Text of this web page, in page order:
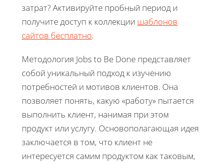
затрат? Активируйте пробный период и
получите доступ к коллекции шаблонов
сайтов бесплатно.
Методология Jobs to Be Done представляет
собой уникальный подход к изучению
потребностей и мотивов клиентов. Она
позволяет понять, какую «работу» пытается
выполнить клиент, нанимая при этом
продукт или услугу. Основополагающая идея
заключается в том, что клиент не
интересуется самим продуктом как таковым,